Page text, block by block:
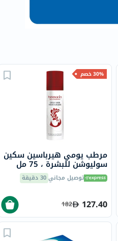
30% خصم
مرطب يومي هيرباسين سكين
سوليوشن للبشرة ، 75 مل
توصيل مجاني30 دقيقة
127.40
182